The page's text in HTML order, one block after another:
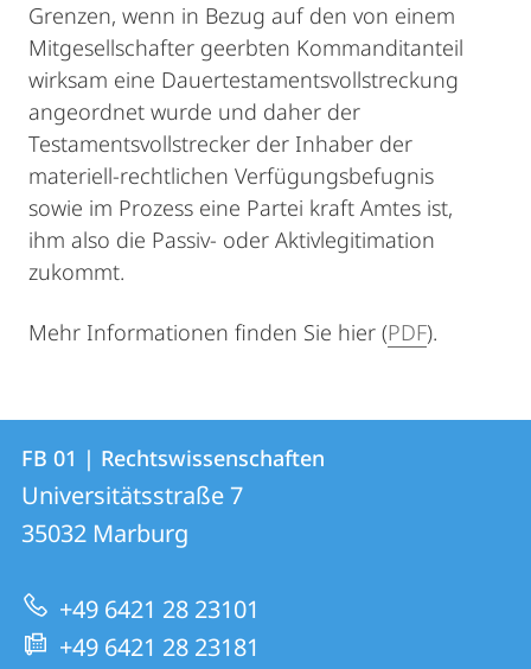
Grenzen, wenn in Bezug auf den von einem
Mitgesellschafter geerbten Kommanditanteil
wirksam eine Dauertestamentsvollstreckung
angeordnet wurde und daher der
Testamentsvollstrecker der Inhaber der
materiell-rechtlichen Verfügungsbefugnis
sowie im Prozess eine Partei kraft Amtes ist,
ihm also die Passiv- oder Aktivlegitimation
zukommt.
Mehr Informationen finden Sie hier (PDF).
Kontakt
und
Informationen
zur
Website
Kontaktinformationen
FB
01
|
Rechtswissenschaften
FB 01 | Rechtswissenschaften
Universitätsstraße 7
35032 Marburg
+49 6421 28 23101
+49 6421 28 23181